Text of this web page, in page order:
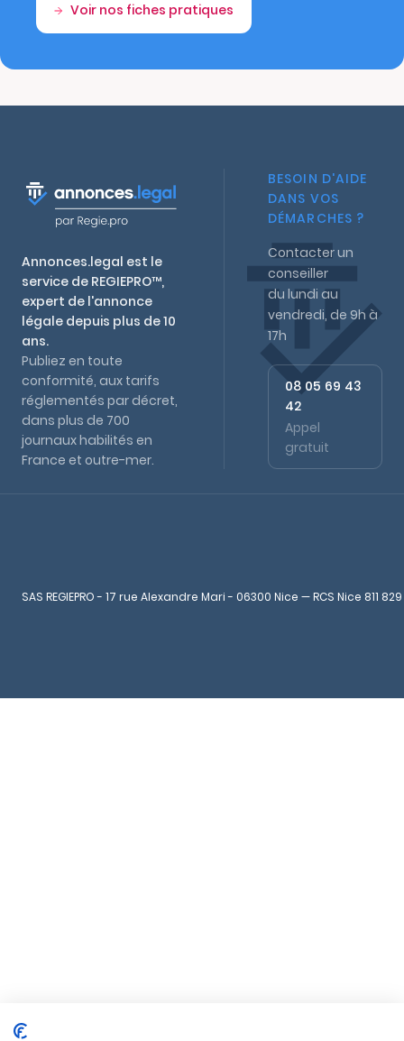
Voir nos fiches pratiques
Annonces.legal est le
service de REGIEPRO™,
expert de l'annonce
légale depuis plus de 10
ans.
Publiez en toute
conformité, aux tarifs
réglementés par décret,
dans plus de 700
journaux habilités en
France et outre-mer.
BESOIN D'AIDE
DANS VOS
DÉMARCHES ?
Contacter un
conseiller
du lundi au
vendredi, de 9h à
17h
08 05 69 43
42
Appel
gratuit
SAS REGIEPRO - 17 rue Alexandre Mari - 06300 Nice — RCS Nice 811